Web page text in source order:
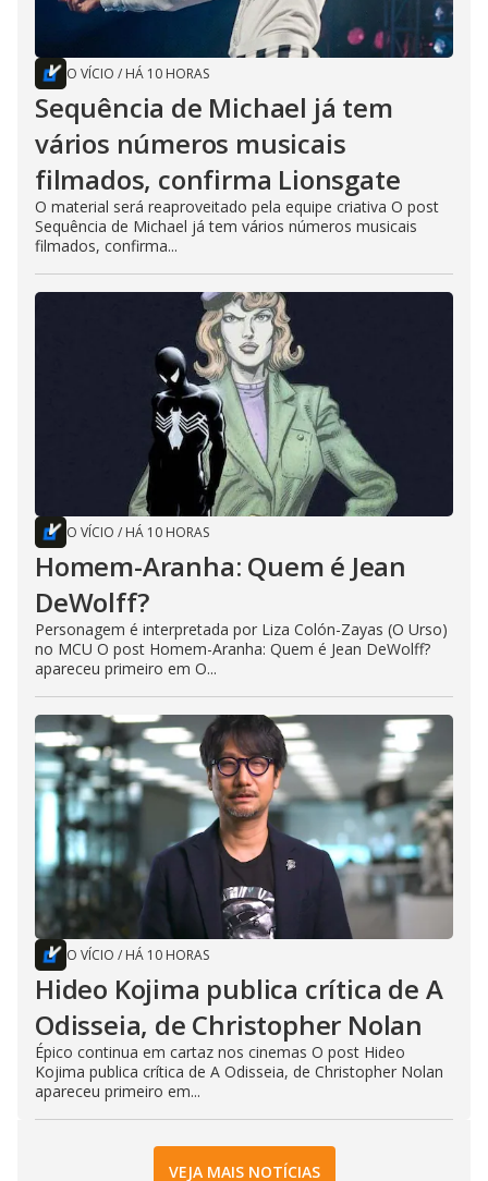
O VÍCIO / HÁ 10 HORAS
Sequência de Michael já tem
vários números musicais
filmados, confirma Lionsgate
O material será reaproveitado pela equipe criativa O post
Sequência de Michael já tem vários números musicais
filmados, confirma...
O VÍCIO / HÁ 10 HORAS
Homem-Aranha: Quem é Jean
DeWolff?
Personagem é interpretada por Liza Colón-Zayas (O Urso)
no MCU O post Homem-Aranha: Quem é Jean DeWolff?
apareceu primeiro em O...
O VÍCIO / HÁ 10 HORAS
Hideo Kojima publica crítica de A
Odisseia, de Christopher Nolan
Épico continua em cartaz nos cinemas O post Hideo
Kojima publica crítica de A Odisseia, de Christopher Nolan
apareceu primeiro em...
VEJA MAIS NOTÍCIAS